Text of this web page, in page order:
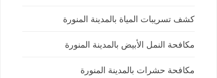
كشف تسريبات المياة بالمدينة المنورة
مكافحة النمل الأبيض بالمدينة المنورة
مكافحة حشرات بالمدينة المنورة